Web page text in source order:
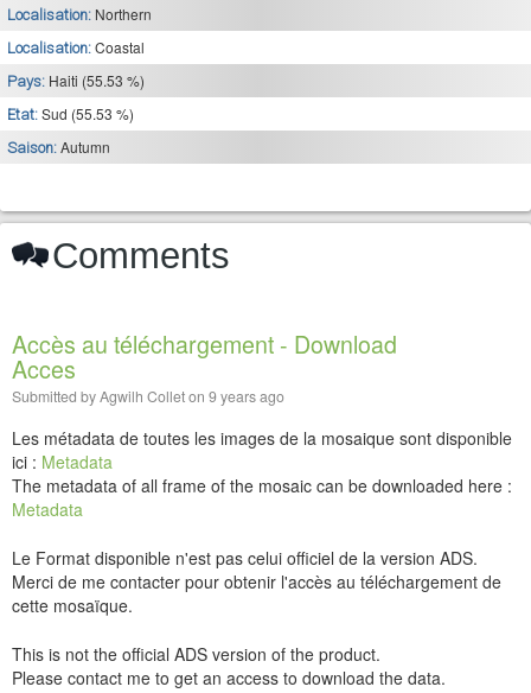
Localisation: Northern
Localisation: Coastal
Pays: Haiti (55.53 %)
Etat: Sud (55.53 %)
Saison: Autumn
Comments
Accès au téléchargement - Download
Acces
Submitted byAgwilh Colleton 9 years ago
Les métadata de toutes les images de la mosaique sont disponible
ici : Metadata
The metadata of all frame of the mosaic can be downloaded here :
Metadata
Le Format disponible n'est pas celui officiel de la version ADS.
Merci de me contacter pour obtenir l'accès au téléchargement de
cette mosaïque.
This is not the official ADS version of the product.
Please contact me to get an access to download the data.